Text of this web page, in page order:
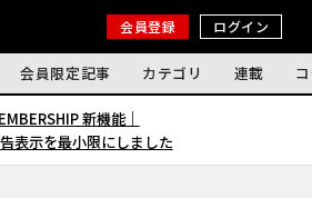
会員登録 ログイン
会員限定記事 カテゴリ 連載
新機能｜
表示を最小限にしました